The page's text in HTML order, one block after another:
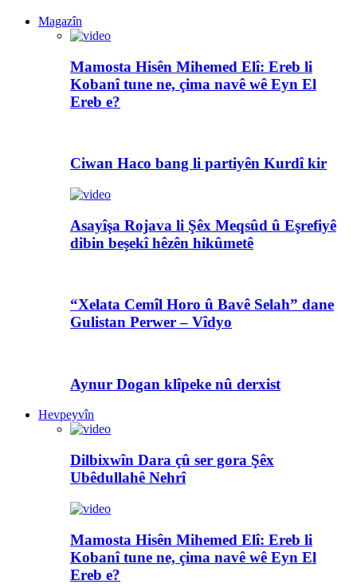
Magazîn
Mamosta Hisên Mihemed Elî: Ereb li
Kobanî tune ne, çima navê wê Eyn El
Ereb e?
Ciwan Haco bang li partiyên Kurdî kir
Asayîşa Rojava li Şêx Meqsûd û Eşrefiyê
dibin beşekî hêzên hikûmetê
“Xelata Cemîl Horo û Bavê Selah” dane
Gulistan Perwer – Vîdyo
Aynur Dogan klîpeke nû derxist
Hevpeyvîn
Dilbixwîn Dara çû ser gora Şêx
Ubêdullahê Nehrî
Mamosta Hisên Mihemed Elî: Ereb li
Kobanî tune ne, çima navê wê Eyn El
Ereb e?